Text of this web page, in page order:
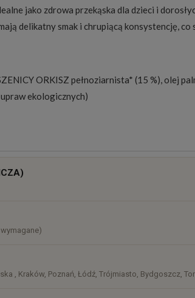
jako zdrowa przekąska dla dzieci i
delikatny smak i chrupiącą konsystencję, co
ORKISZ pełnoziarnista* (15 %), olej
ekologicznych)
kosztów
, Kraków, Poznań, Łódź, Trójmiasto, Bydgoszcz,